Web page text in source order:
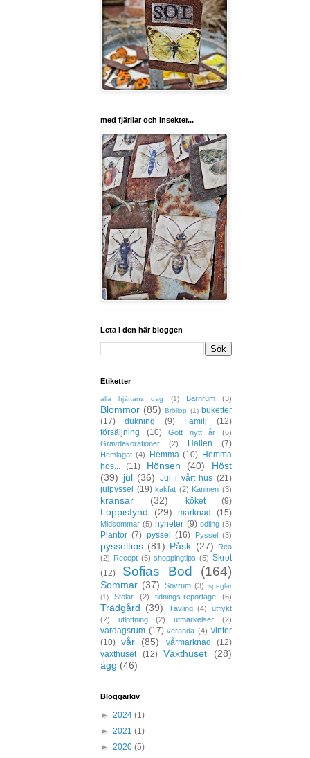
med fjärilar och insekter...
Leta i den här bloggen
Etiketter
alla hjärtans dag (1) Barnrum (3)
Blommor (85) Bröllop (1) buketter
(17)
dukning (9) Familj
(12)
försäljning
(10) Gott nytt år
(6)
Gravdekorationer
(2) Hallen (7)
Hemlagat (4) Hemma (10) Hemma
hos...
(11) Hönsen (40)
Höst
(39) jul (36) Jul i vårt hus (21)
julpyssel
(19) kakfat (2) Kaninen (3)
kransar (32) köket (9)
Loppisfynd (29) marknad (15)
Midsommar (5) nyheter (9) odling (3)
Plantor (7) pyssel (16) Pyssel (3)
pysseltips (81) Påsk (27)
Rea
(2) Recept (5) shoppingtips (5) Skrot
(12)
Sofias Bod (164)
Sommar (37) Sovrum (3)
speglar
(1)
Stolar (2) tidnings-reportage (6)
Trädgård (39) Tävling (4)
utflykt
(2)
utlottning (2) utmärkelser (2)
vardagsrum (17) veranda (4) vinter
(10) vår (85) vårmarknad
(12)
växthuset
(12) Växthuset
(28)
ägg (46)
Bloggarkiv
► 2024 (1)
► 2021 (1)
► 2020 (5)